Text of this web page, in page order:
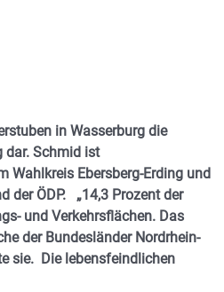
in Wasserburg die
dar. Schmid ist
Wahlkreis Ebersberg-Erding und
der ÖDP. „14,3 Prozent der
und Verkehrsflächen. Das
der Bundesländer Nordrhein-
sie. Die lebensfeindlichen